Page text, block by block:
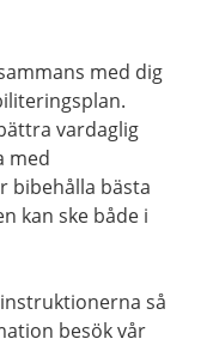
med dig
vardaglig
med
bibehålla bästa
kan ske både i
instruktionerna så
besök vår